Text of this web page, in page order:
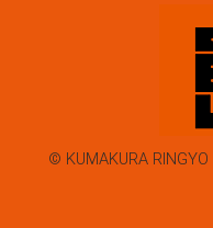
© KUMAKURA RINGYO